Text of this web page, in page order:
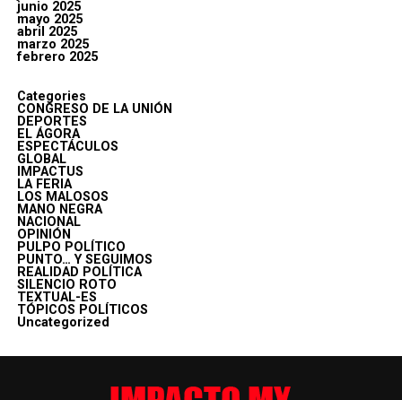
junio 2025
mayo 2025
abril 2025
marzo 2025
febrero 2025
Categories
CONGRESO DE LA UNIÓN
DEPORTES
EL ÁGORA
ESPECTÁCULOS
GLOBAL
IMPACTUS
LA FERIA
LOS MALOSOS
MANO NEGRA
NACIONAL
OPINIÓN
PULPO POLÍTICO
PUNTO… Y SEGUIMOS
REALIDAD POLÍTICA
SILENCIO ROTO
TEXTUAL-ES
TÓPICOS POLÍTICOS
Uncategorized